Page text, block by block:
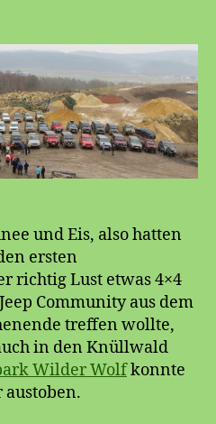
und Eis, also hatten
ersten
richtig Lust etwas 4×4
Community aus dem
treffen wollte,
in den Knüllwald
Wilder Wolfkonnte